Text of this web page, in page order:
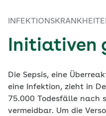
Initiativen
Die Sepsis, eine
eine Infektion, zieht in
75.000 Todesfälle nach
vermeidbar. Um die